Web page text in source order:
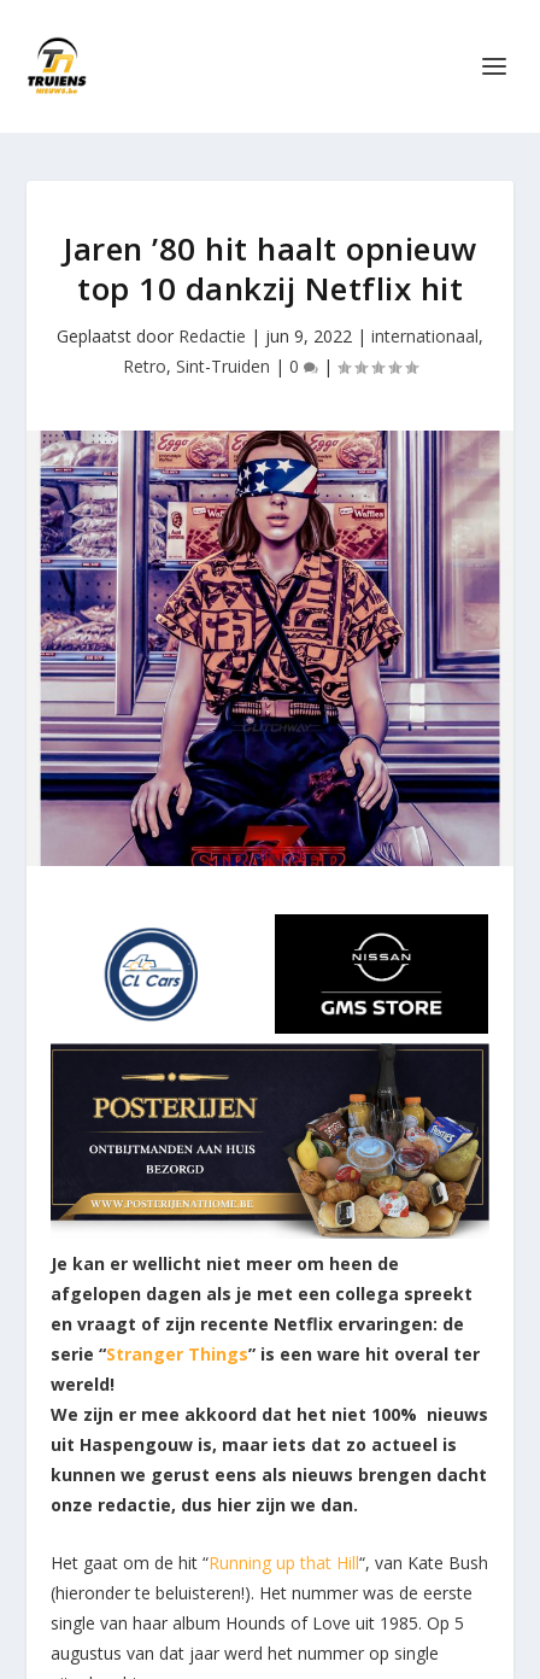
Jaren ’80 hit haalt opnieuw
top 10 dankzij Netflix hit
Geplaatst door Redactie | jun 9, 2022 | internationaal,
Retro, Sint-Truiden | 0 |
Je kan er wellicht niet meer om heen de
afgelopen dagen als je met een collega spreekt
en vraagt of zijn recente Netflix ervaringen: de
serie “Stranger Things” is een ware hit overal ter
wereld!
We zijn er mee akkoord dat het niet 100% nieuws
uit Haspengouw is, maar iets dat zo actueel is
kunnen we gerust eens als nieuws brengen dacht
onze redactie, dus hier zijn we dan.
Het gaat om de hit “Running up that Hill“, van Kate Bush
(hieronder te beluisteren!). Het nummer was de eerste
single van haar album Hounds of Love uit 1985. Op 5
augustus van dat jaar werd het nummer op single